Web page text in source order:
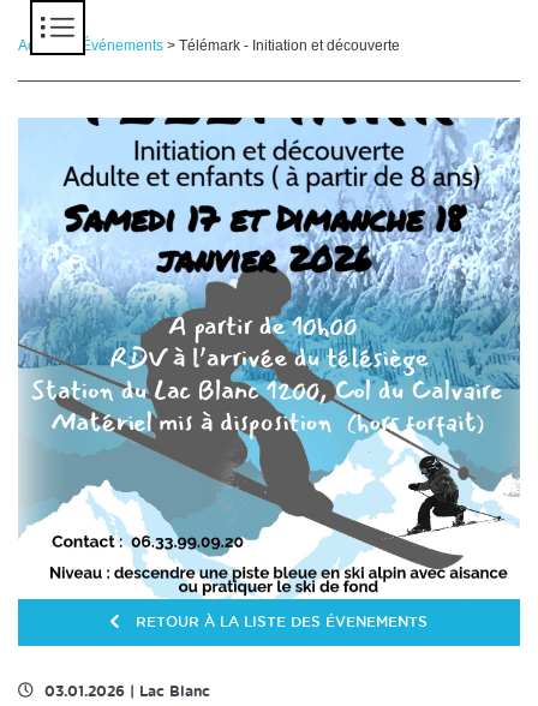
Accueil Événements > Télémark - Initiation et découverte
RETOUR À LA LISTE DES ÉVENEMENTS
03.01.2026 Lac Blanc